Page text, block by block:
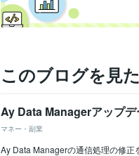
このブログを見
Ay Data Managerアップデ
マネー・副業
Ay Data Managerの通信処理の修正